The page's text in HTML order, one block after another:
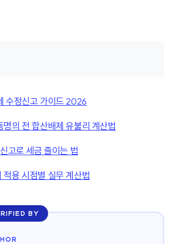
수정신고 가이드 2026
의 전 합산배제 유불리 계산법
고로 세금 줄이는 법
용 시점별 실무 계산법
BY